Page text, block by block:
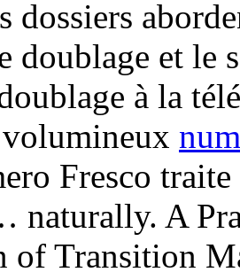
dossiers
doublage et le
à la
Fresco
naturally. A
of Transition